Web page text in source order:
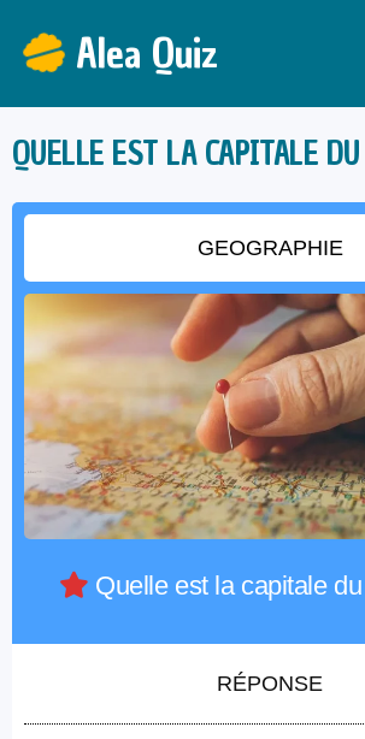
Alea Quiz
QUELLE EST LA CAPITALE
GEOGRAPHIE
Quelle est la capitale
RÉPONSE